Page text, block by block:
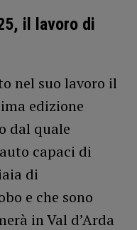
il lavoro di
nel suo lavoro il
edizione
dal quale
capaci di
di
e che sono
in Val d’Arda